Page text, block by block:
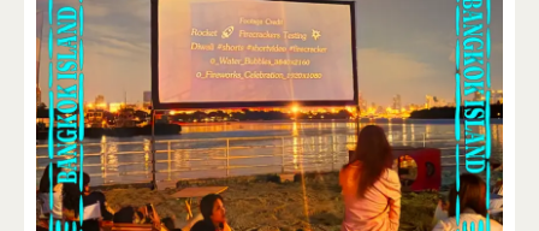
CONTACT US